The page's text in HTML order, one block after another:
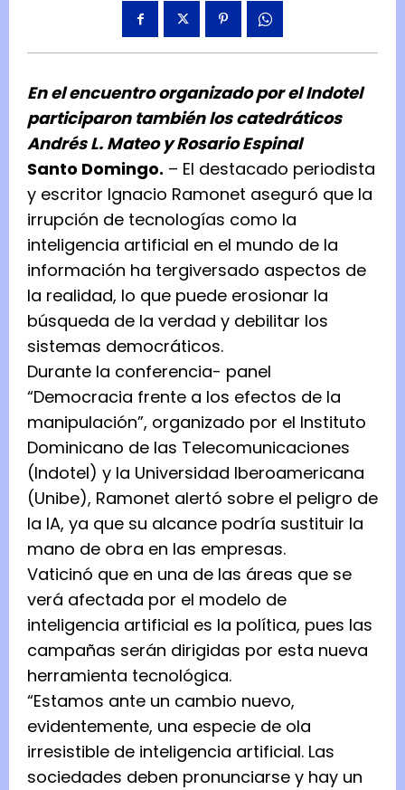
En el encuentro organizado por el Indotel
participaron también los catedráticos
Andrés L. Mateo y Rosario Espinal
Santo Domingo. – El destacado periodista
y escritor Ignacio Ramonet aseguró que la
irrupción de tecnologías como la
inteligencia artificial en el mundo de la
información ha tergiversado aspectos de
la realidad, lo que puede erosionar la
búsqueda de la verdad y debilitar los
sistemas democráticos.
Durante la conferencia- panel
“Democracia frente a los efectos de la
manipulación”, organizado por el Instituto
Dominicano de las Telecomunicaciones
(Indotel) y la Universidad Iberoamericana
(Unibe), Ramonet alertó sobre el peligro de
la IA, ya que su alcance podría sustituir la
mano de obra en las empresas.
Vaticinó que en una de las áreas que se
verá afectada por el modelo de
inteligencia artificial es la política, pues las
campañas serán dirigidas por esta nueva
herramienta tecnológica.
“Estamos ante un cambio nuevo,
evidentemente, una especie de ola
irresistible de inteligencia artificial. Las
sociedades deben pronunciarse y hay un